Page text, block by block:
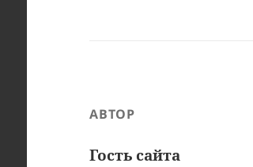
АВТОР
Гость сайта